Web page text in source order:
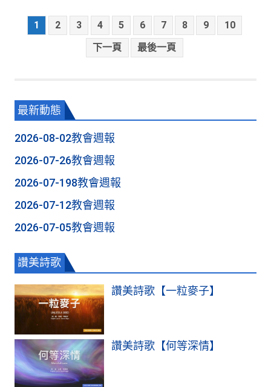
1 2 3 4 5 6 7 8 9
10
下一頁
最後一頁
最新動態
2026-08-02教會週報
2026-07-26教會週報
2026-07-198教會週報
2026-07-12教會週報
2026-07-05教會週報
讚美詩歌
讚美詩歌【一粒麥子】
讚美詩歌【何等深情】